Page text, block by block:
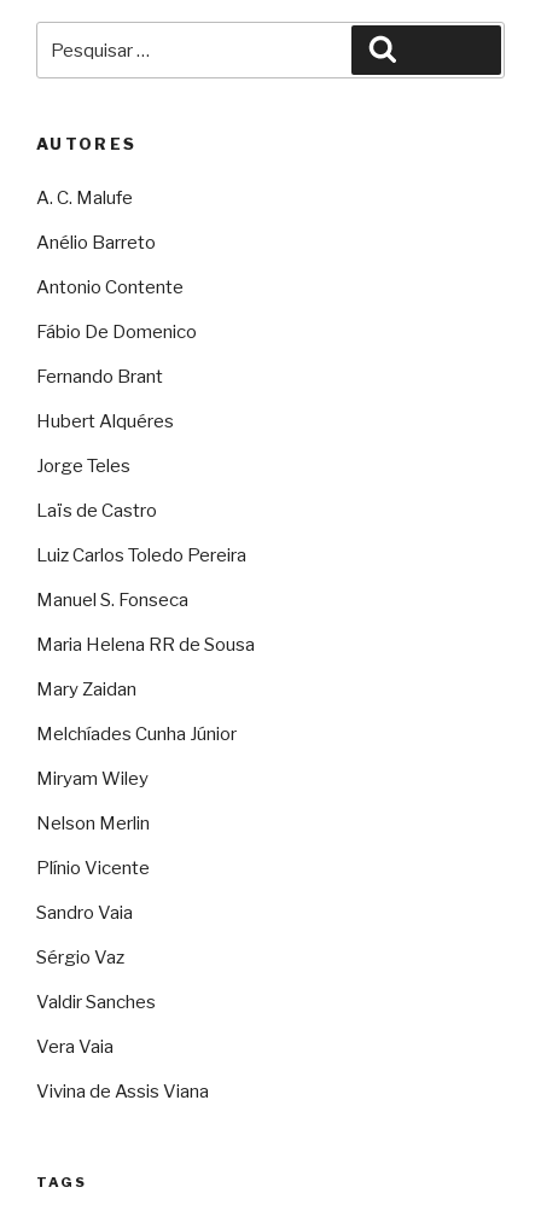
por:
AUTORES
A. C. Malufe
Anélio Barreto
Antonio Contente
Fábio De Domenico
Fernando Brant
Hubert Alquéres
Jorge Teles
Laïs de Castro
Luiz Carlos Toledo Pereira
Manuel S. Fonseca
Maria Helena RR de Sousa
Mary Zaidan
Melchíades Cunha Júnior
Miryam Wiley
Nelson Merlin
Plínio Vicente
Sandro Vaia
Sérgio Vaz
Valdir Sanches
Vera Vaia
Vivina de Assis Viana
TAGS